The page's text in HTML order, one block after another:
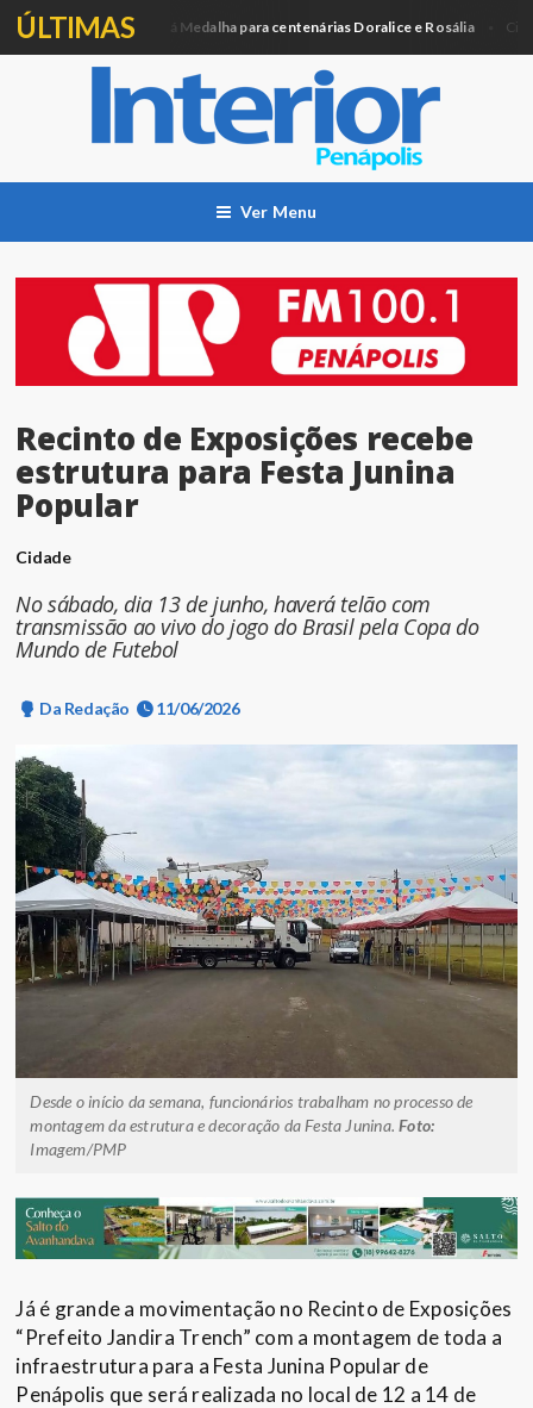
ÚLTIMAS
Câmara entregará Medalha para centenárias Doralice e Rosália Cidade
Ver Menu
Recinto de Exposições recebe
estrutura para Festa Junina
Popular
Cidade
No sábado, dia 13 de junho, haverá telão com
transmissão ao vivo do jogo do Brasil pela Copa do
Mundo de Futebol
Da Redação 11/06/2026
Desde o início da semana, funcionários trabalham no processo de
montagem da estrutura e decoração da Festa Junina.Foto:
Imagem/PMP
Já é grande a movimentação no Recinto de Exposições
“Prefeito Jandira Trench” com a montagem de toda a
infraestrutura para a Festa Junina Popular de
Penápolis que será realizada no local de 12 a 14 de